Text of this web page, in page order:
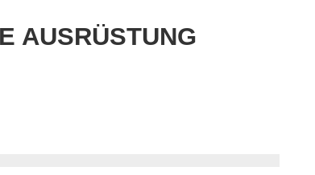
AUSRÜSTUNG